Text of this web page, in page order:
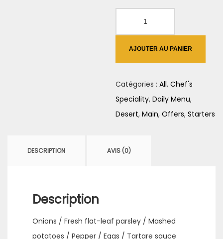
Stuffed
AJOUTER AU PANIER
Catégories :All,Chef's
Speciality,Daily Menu,
Desert,Main,Offers,Starters
DESCRIPTION AVIS (0)
Description
Onions / Fresh flat-leaf parsley / Mashed
potatoes / Pepper / Eggs / Tartare sauce